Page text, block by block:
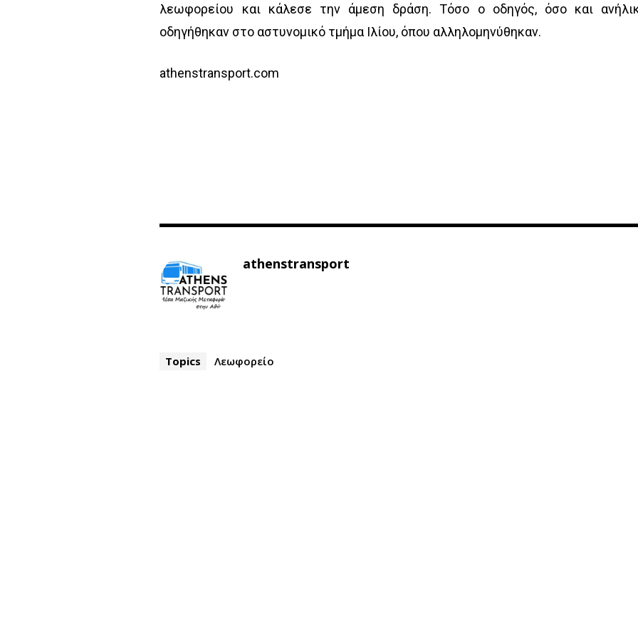
λεωφορείου και κάλεσε την άμεση δράση. Τόσο ο οδηγός, όσο και
οδηγήθηκαν στο αστυνομικό τμήμα Ιλίου, όπου αλληλομηνύθηκαν.
athenstransport.com
athenstransport
Topics Λεωφορείο